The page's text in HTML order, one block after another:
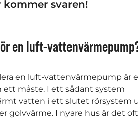
kommer svaren!
en luft-
en luft-vattenvärmepump är
måste. I ett sådant system
vatten i ett slutet rörsystem
golvvärme. I nyare hus är det